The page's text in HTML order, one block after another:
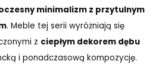
minimalizm z przytulnym
. Meble tej serii wyróżniają się
z ciepłym dekorem dębu
i ponadczasową kompozycję.